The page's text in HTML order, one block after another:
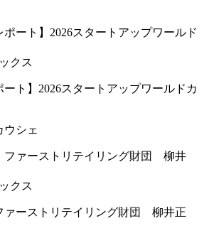
クス
ート】2026スタートアップワールドカ
ウシェ
クス
ァーストリテイリング財団 柳井正